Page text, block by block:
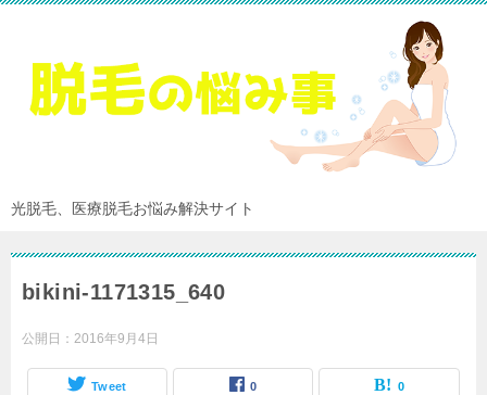
光脱毛、医療脱毛お悩み解決サイト
bikini-1171315_640
公開日： 2016年9月4日
Tweet 0 0